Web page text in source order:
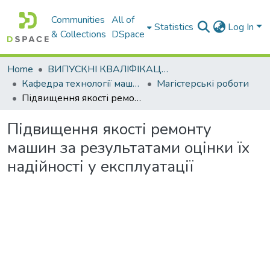
Communities
& Collections
All of
DSpace
Statistics Log In
Home
ВИПУСКНІ КВАЛІФІКАЦІЙНІ РОБОТИ
Кафедра технології машинобудування та ремонту машин
Магістерські роботи
Підвищення якості ремонту машин за результатами оцінки їх надійності у експлуатації
Підвищення якості ремонту
машин за результатами оцінки їх
надійності у експлуатації